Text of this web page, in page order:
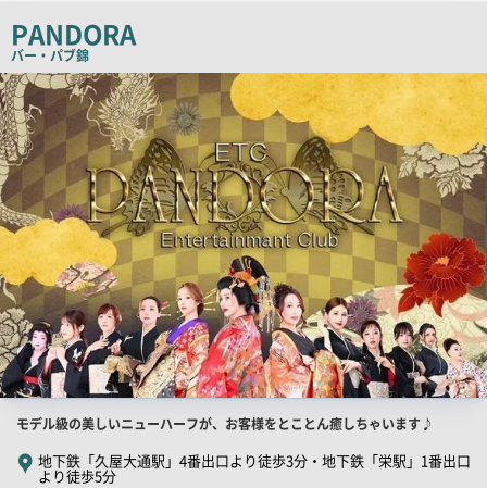
コ
ピ
ー
PANDORA
バー・パブ錦
検
索
結
果
一
覧
用
画
像
店
舗
PR
モデル級の美しいニューハーフが、お客様をとことん癒しちゃいます♪
地下鉄「久屋大通駅」4番出口より徒歩3分・地下鉄「栄駅」1番出口
より徒歩5分